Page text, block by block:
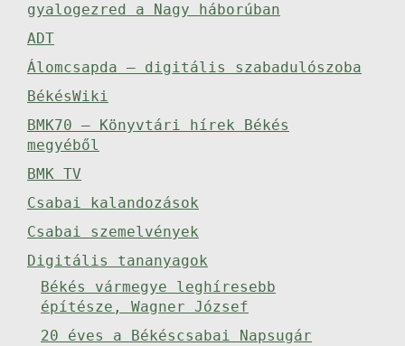
gyalogezred a Nagy háborúban
ADT
Álomcsapda – digitális szabadulószoba
BékésWiki
BMK70 – Könyvtári hírek Békés
megyéből
BMK TV
Csabai kalandozások
Csabai szemelvények
Digitális tananyagok
Békés vármegye leghíresebb
építésze, Wagner József
20 éves a Békéscsabai Napsugár